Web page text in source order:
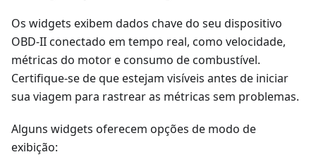
Os widgets exibem dados chave do seu dispositivo
OBD-II conectado em tempo real, como velocidade,
métricas do motor e consumo de combustível.
Certifique-se de que estejam visíveis antes de iniciar
sua viagem para rastrear as métricas sem problemas.
Alguns widgets oferecem opções de modo de
exibição: